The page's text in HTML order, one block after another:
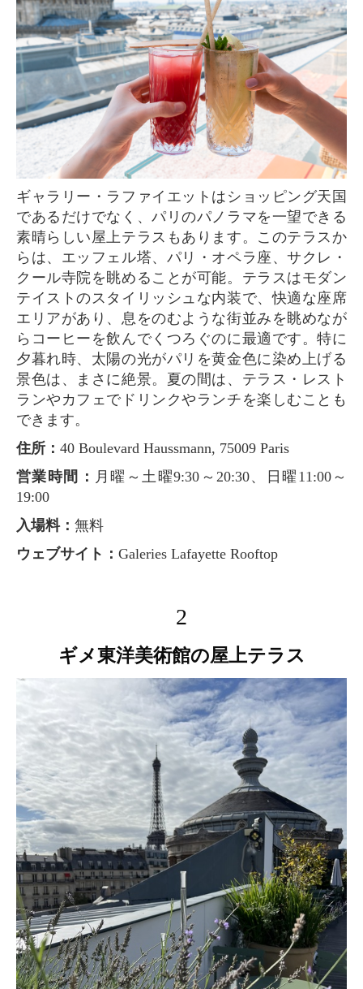
ギャラリー・ラファイエットはショッピング天国
であるだけでなく、パリのパノラマを一望できる
素晴らしい屋上テラスもあります。このテラスか
らは、エッフェル塔、パリ・オペラ座、サクレ・
クール寺院を眺めることが可能。テラスはモダン
テイストのスタイリッシュな内装で、快適な座席
エリアがあり、息をのむような街並みを眺めなが
らコーヒーを飲んでくつろぐのに最適です。特に
夕暮れ時、太陽の光がパリを黄金色に染め上げる
景色は、まさに絶景。夏の間は、テラス・レスト
ランやカフェでドリンクやランチを楽しむことも
できます。
住所： 40 Boulevard Haussmann, 75009 Paris
営業時間： 月曜～土曜9:30～20:30、日曜11:00～
19:00
入場料： 無料
ウェブサイト： Galeries Lafayette Rooftop
2
ギメ東洋美術館の屋上テラス